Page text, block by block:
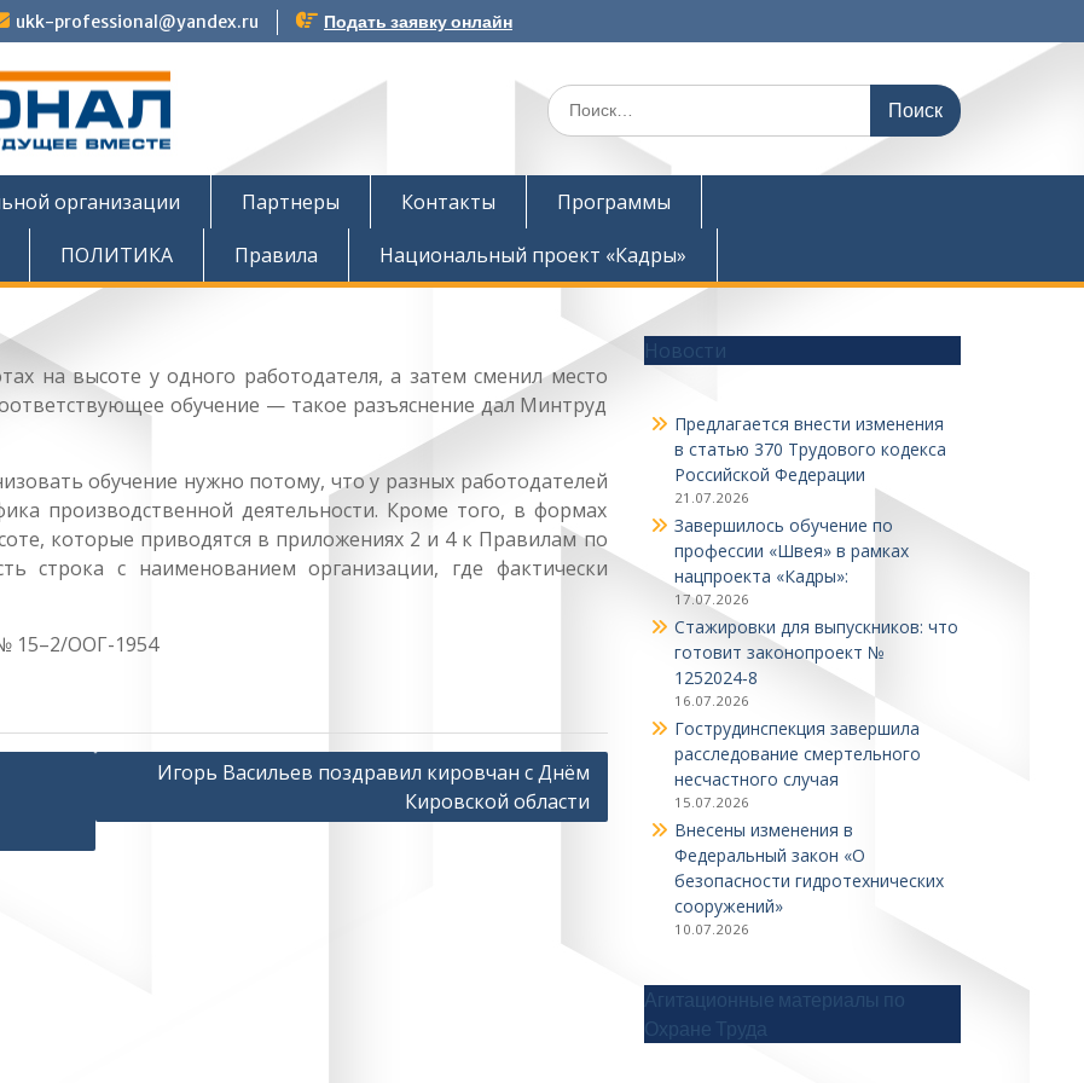
ukk-professional@yandex.ru Подать заявку онлайн
Поиск
по:
организации Партнеры Контакты
Программы
ПОЛИТИКА Правила Национальный проект «Кадры»
на высоте у одного работодателя, а затем сменил место
обучение — такое разъяснение дал Минтруд
обучение нужно потому, что у разных работодателей
производственной деятельности. Кроме того, в формах
которые приводятся в приложениях 2 и 4 к Правилам по
строка с наименованием организации, где фактически
15–2/ООГ-1954
Игорь Васильев поздравил кировчан с Днём
Кировской области
Новости
Предлагается внести изменения
в статью 370 Трудового кодекса
Российской Федерации
21.07.2026
Завершилось обучение по
профессии «Швея» в рамках
нацпроекта «Кадры»:
17.07.2026
Стажировки для выпускников: что
готовит законопроект №
1252024‑8
16.07.2026
Гострудинспекция завершила
расследование смертельного
несчастного случая
15.07.2026
Внесены изменения в
Федеральный закон «О
безопасности гидротехнических
сооружений»
10.07.2026
Агитационные материалы по
Охране Труда